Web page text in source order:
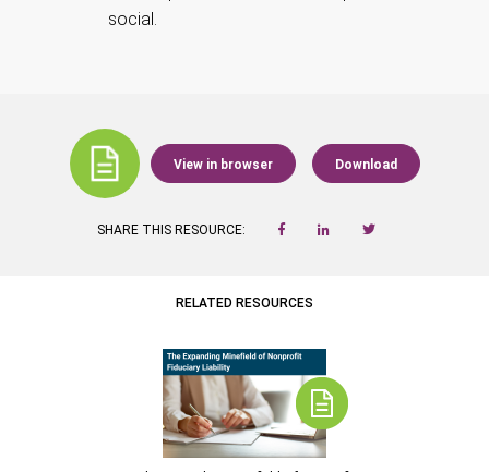
social.
View in browser Download
SHARE THIS RESOURCE:
RELATED RESOURCES